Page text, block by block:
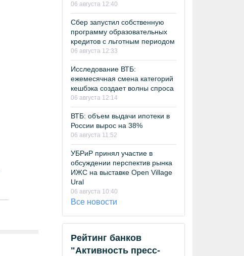
06 августа 12:40
Сбер запустил собственную
программу образовательных
кредитов с льготным периодом
06 августа 12:33
Исследование ВТБ:
ежемесячная смена категорий
кешбэка создает волны спроса
06 августа 12:14
ВТБ: объем выдачи ипотеки в
России вырос на 38%
06 августа 11:52
УБРиР принял участие в
обсуждении перспектив рынка
ИЖС на выставке Open Village
Ural
06 августа 10:40
Все новости
Рейтинг банков
"Активность пресс-